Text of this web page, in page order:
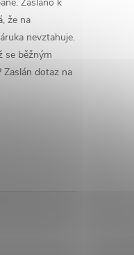
že na
nevztahuje.
se běžným
dotaz na